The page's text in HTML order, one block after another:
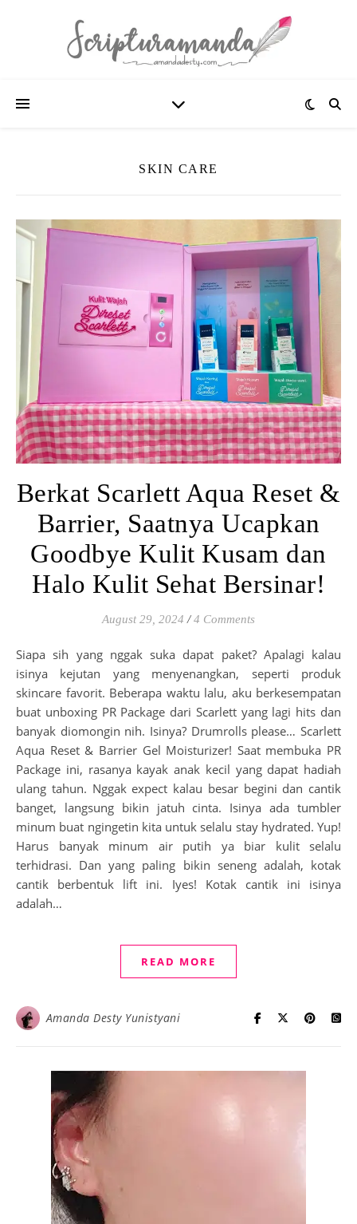
SKIN CARE
Berkat Scarlett Aqua Reset &
Barrier, Saatnya Ucapkan
Goodbye Kulit Kusam dan
Halo Kulit Sehat Bersinar!
August 29, 2024 / 4 Comments
Siapa sih yang nggak suka dapat paket? Apalagi kalau
isinya kejutan yang menyenangkan, seperti produk
skincare favorit. Beberapa waktu lalu, aku berkesempatan
buat unboxing PR Package dari Scarlett yang lagi hits dan
banyak diomongin nih. Isinya? Drumrolls please… Scarlett
Aqua Reset & Barrier Gel Moisturizer! Saat membuka PR
Package ini, rasanya kayak anak kecil yang dapat hadiah
ulang tahun. Nggak expect kalau besar begini dan cantik
banget, langsung bikin jatuh cinta. Isinya ada tumbler
minum buat ngingetin kita untuk selalu stay hydrated. Yup!
Harus banyak minum air putih ya biar kulit selalu
terhidrasi. Dan yang paling bikin seneng adalah, kotak
cantik berbentuk lift ini. Iyes! Kotak cantik ini isinya
adalah…
READ MORE
Amanda Desty Yunistyani